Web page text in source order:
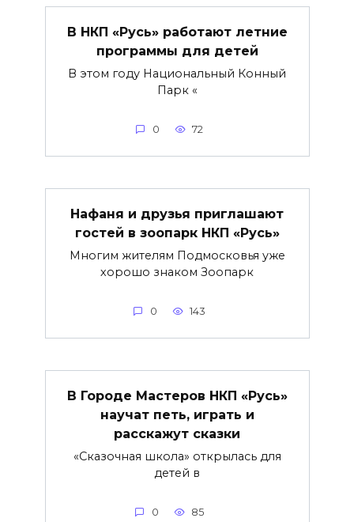
В НКП «Русь» работают летние
программы для детей
В этом году Национальный Конный
Парк «
0 72
Нафаня и друзья приглашают
гостей в зоопарк НКП «Русь»
Многим жителям Подмосковья уже
хорошо знаком Зоопарк
0 143
В Городе Мастеров НКП «Русь»
научат петь, играть и
расскажут сказки
«Сказочная школа» открылась для
детей в
0 85